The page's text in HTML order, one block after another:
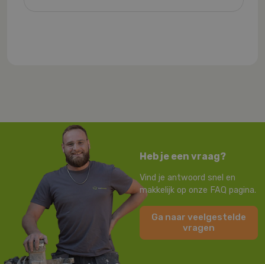
Heb je een vraag?
Vind je antwoord snel en
makkelijk op onze FAQ pagina.
Ga naar veelgestelde
vragen